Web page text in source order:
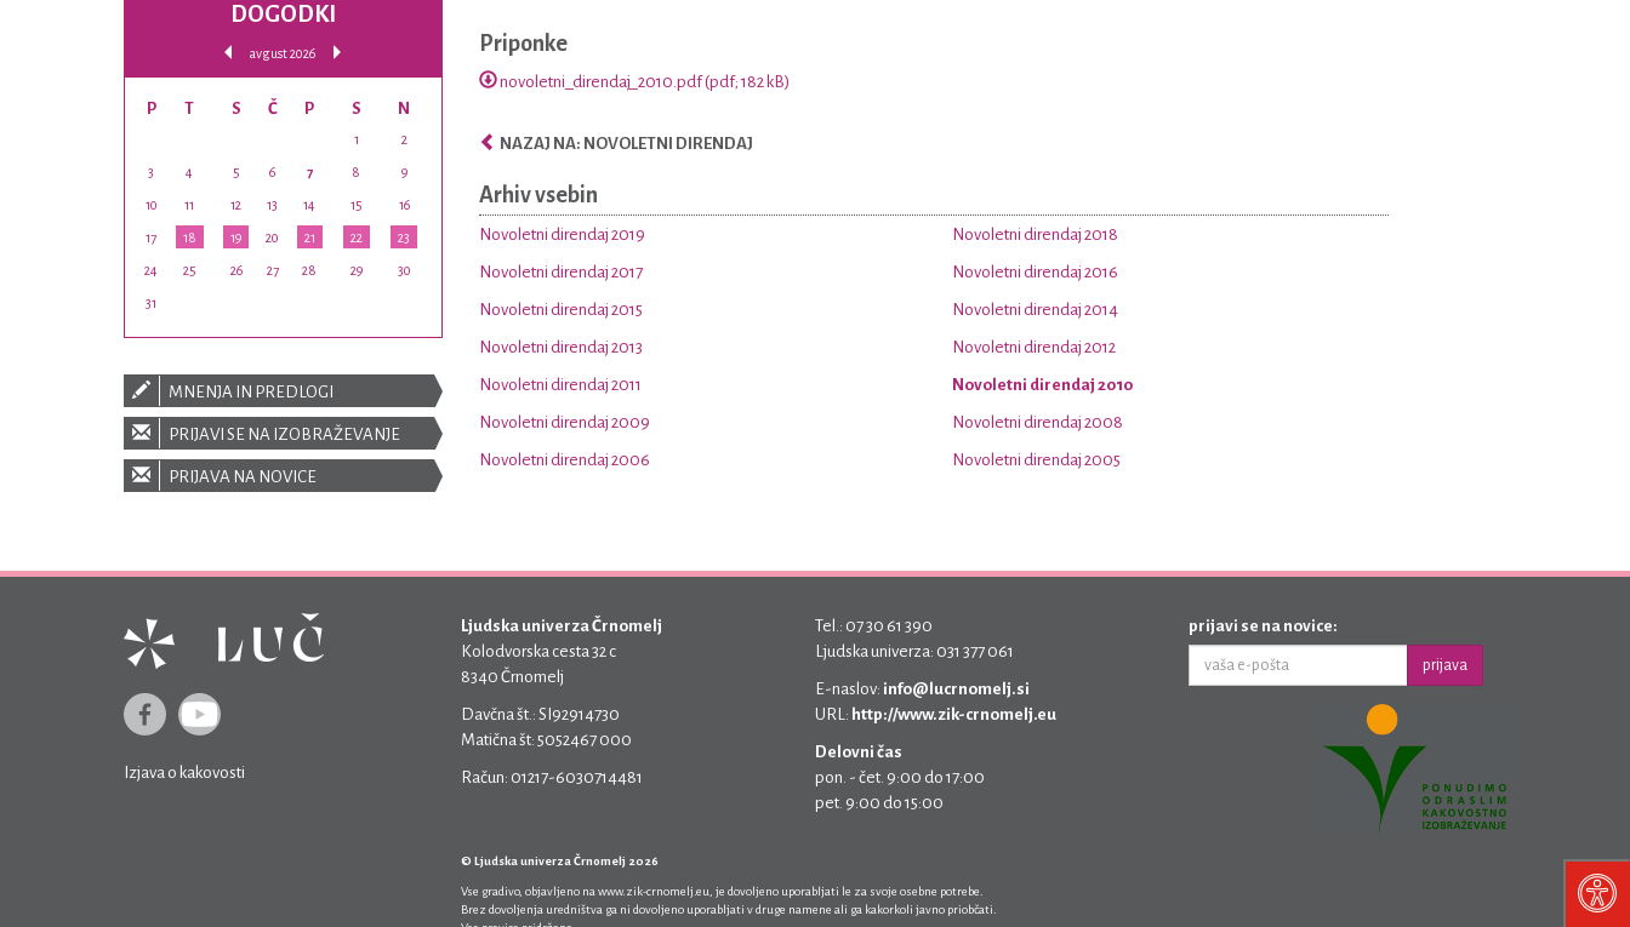
Priponke
novoletni_direndaj_2010.pdf (pdf; 182 kB)
NAZAJ NA: NOVOLETNI DIRENDAJ
Arhiv vsebin
Novoletni direndaj 2019 Novoletni direndaj 2018
Novoletni direndaj 2017 Novoletni direndaj 2016
Novoletni direndaj 2015 Novoletni direndaj 2014
Novoletni direndaj 2013 Novoletni direndaj 2012
Novoletni direndaj 2011 Novoletni direndaj 2010
Novoletni direndaj 2009 Novoletni direndaj 2008
Novoletni direndaj 2006 Novoletni direndaj 2005
DOGODKI
avgust 2026
P T S Č P S N
1 2
3 4 5 6 7 8 9
10 11 12 13 14 15 16
17 18 19 20 21 22 23
24 25 26 27 28 29 30
31
MNENJA IN PREDLOGI
PRIJAVI SE NA IZOBRAŽEVANJE
PRIJAVA NA NOVICE
Izjava o kakovosti
Ljudska univerza Črnomelj
Kolodvorska cesta 32 c
8340 Črnomelj
Davčna št.: SI92914730
Matična št: 5052467 000
Račun: 01217-6030714481
Tel.: 07 30 61 390
Ljudska univerza: 031 377 061
E-naslov: info@lucrnomelj.si
URL: http://www.zik-crnomelj.eu
Delovni čas
pon. - čet. 9:00 do 17:00
pet. 9:00 do 15:00
© Ljudska univerza Črnomelj 2026
Vse gradivo, objavljeno na www.zik-crnomelj.eu , je dovoljeno uporabljati le za svoje osebne potrebe.
Brez dovoljenja uredništva ga ni dovoljeno uporabljati v druge namene ali ga kakorkoli javno priobčati.
prijavi se na novice:
prijava